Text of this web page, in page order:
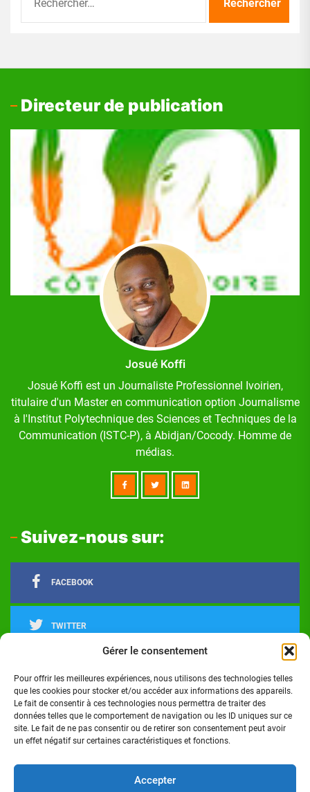
Gérer le consentement
Pour offrir les meilleures expériences, nous utilisons des technologies telles
que les cookies pour stocker et/ou accéder aux informations des appareils.
Le fait de consentir à ces technologies nous permettra de traiter des
données telles que le comportement de navigation ou les ID uniques sur ce
site. Le fait de ne pas consentir ou de retirer son consentement peut avoir
un effet négatif sur certaines caractéristiques et fonctions.
Accepter
Directeur de publication
Josué Koffi
Josué Koffi est un Journaliste Professionnel Ivoirien,
titulaire d'un Master en communication option Journalisme
à l'Institut Polytechnique des Sciences et Techniques de la
Communication (ISTC-P), à Abidjan/Cocody. Homme de
médias.
Suivez-nous sur:
FACEBOOK
TWITTER
INSTAGRAM
Actualités
Politique
Économie
CultureSociété
SportSantéCinéma
Éducation
Football
Technologie
DiversScience
Lifestyle
Opinions
Services